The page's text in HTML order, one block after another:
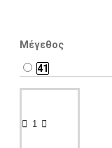
Μέγεθος
41